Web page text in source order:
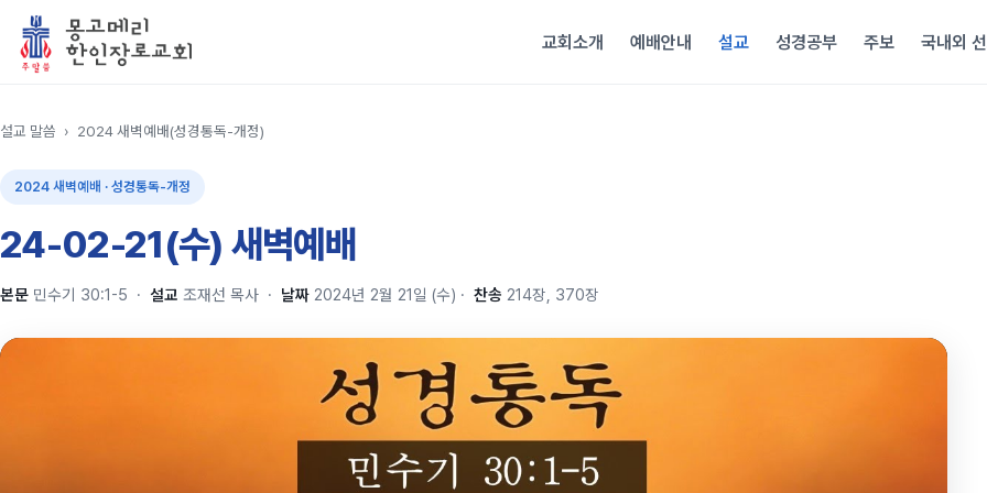
교회소개 예배안내 설교 성경공부 주보 국내외
설교 말씀 › 2024 새벽예배(성경통독-개정)
2024 새벽예배 · 성경통독-개정
24-02-21(수) 새벽예배
본문 민수기 30:1-5 · 설교 조재선 목사 · 날짜 2024년 2월 21일 (수) · 찬송 214장, 370장